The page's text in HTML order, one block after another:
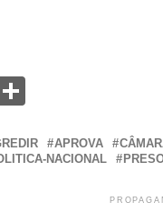
LinkedIn
APROVA
NACIONAL